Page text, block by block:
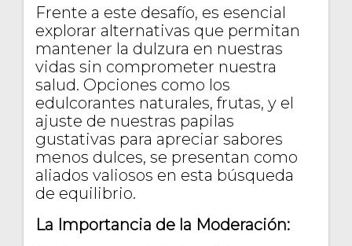
Frente a este desafío, es esencial
explorar alternativas que permitan
mantener la dulzura en nuestras
vidas sin comprometer nuestra
salud. Opciones como los
edulcorantes naturales, frutas, y el
ajuste de nuestras papilas
gustativas para apreciar sabores
menos dulces, se presentan como
aliados valiosos en esta búsqueda
de equilibrio.
La Importancia de la Moderación: